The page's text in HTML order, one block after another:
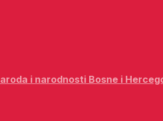
i narodnosti Bosne i